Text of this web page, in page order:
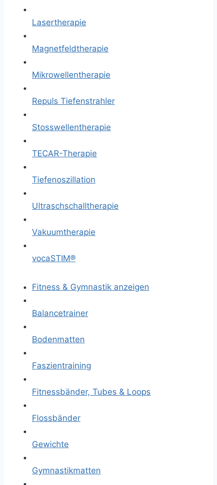
Lasertherapie
Magnetfeldtherapie
Mikrowellentherapie
Repuls Tiefenstrahler
Stosswellentherapie
TECAR-Therapie
Tiefenoszillation
Ultraschschalltherapie
Vakuumtherapie
vocaSTIM®
Fitness & Gymnastik anzeigen
Balancetrainer
Bodenmatten
Faszientraining
Fitnessbänder, Tubes & Loops
Flossbänder
Gewichte
Gymnastikmatten